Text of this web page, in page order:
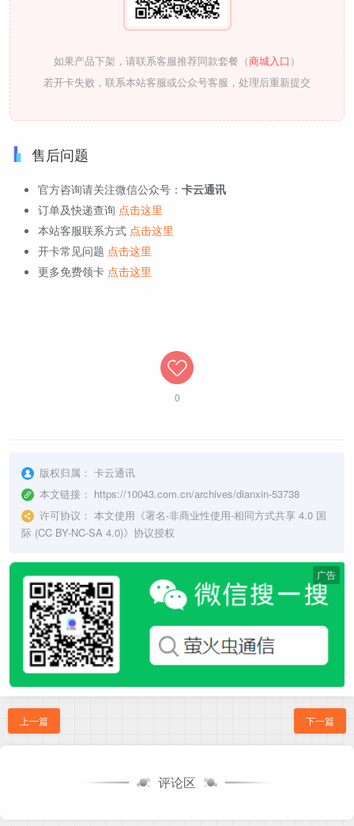
如果产品下架，请联系客服推荐同款套餐（商城入口 ）
若开卡失败，联系本站客服或公众号客服，处理后重新提交
售后问题
官方咨询请关注微信公众号： 卡云通讯
订单及快递查询 点击这里
本站客服联系方式 点击这里
开卡常见问题 点击这里
更多免费领卡 点击这里
0
版权归属： 卡云通讯
本文链接： https://10043.com.cn/archives/dianxin-53738
许可协议： 本文使用《署名-非商业性使用-相同方式共享 4.0 国
际 (CC BY-NC-SA 4.0)》协议授权
广告
上一篇 下一篇
评论区